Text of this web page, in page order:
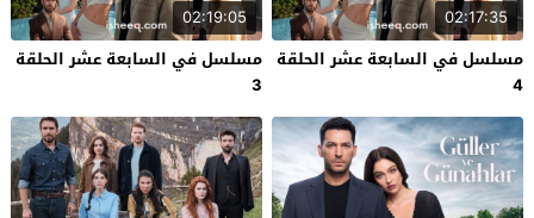
02:17:35
مسلسل في السابعة عشر الحلقة
4
02:19:05
مسلسل في السابعة عشر الحلقة
3